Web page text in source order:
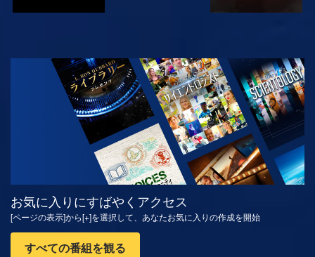
観る シリーズを探求
お気に入りにすばやくアクセス
[ページの表示]から[+]を選択して、あなたお気に入りの作成を開始
すべての番組を観る